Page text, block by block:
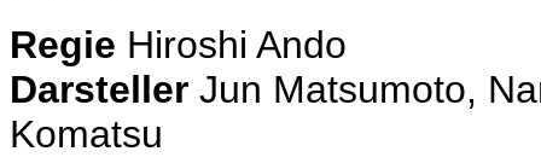
Regie Hiroshi Ando
Darsteller Jun Matsumoto,
Komatsu